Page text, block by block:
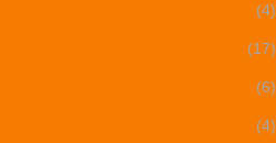
(4)
(17)
(6)
(4)